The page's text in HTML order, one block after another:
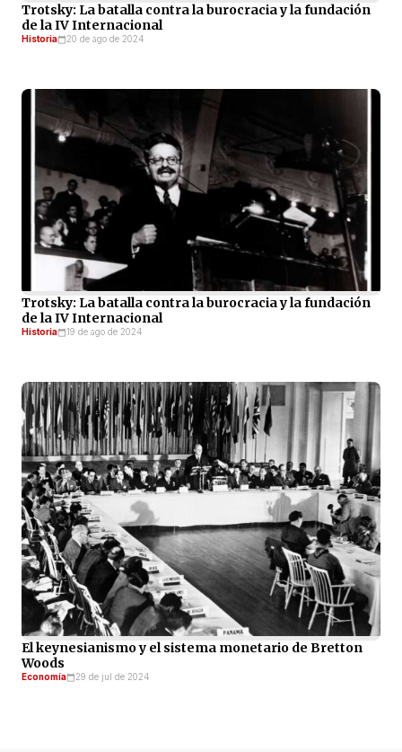
Trotsky: La batalla contra la burocracia y la fundación
de la IV Internacional
Historia 20 de ago de 2024
Trotsky: La batalla contra la burocracia y la fundación
de la IV Internacional
Historia 19 de ago de 2024
El keynesianismo y el sistema monetario de Bretton
Woods
Economía 29 de jul de 2024